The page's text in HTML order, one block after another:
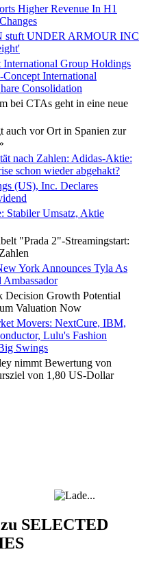
Higher Revenue In H1
stuft UNDER ARMOUR INC
International Group Holdings
International
Consolidation
bei CTAs geht in eine neue
auch vor Ort in Spanien zur
nach Zahlen: Adidas-Aktie:
schon wieder abgehakt?
(US), Inc. Declares
Stabiler Umsatz, Aktie
"Prada 2"-Streamingstart:
York Announces Tyla As
Decision Growth Potential
Valuation Now
Movers: NextCure, IBM,
Lulu's Fashion
Swings
nimmt Bewertung von
von 1,80 US-Dollar
SELECTED